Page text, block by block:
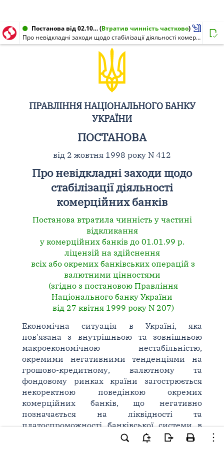
Постанова від 02.10.1998 № 412(Втратив чинність частково)
Про невідкладні заходи щодо стабілізації діяльності комерційних банків
ПРАВЛІННЯ НАЦІОНАЛЬНОГО БАНКУ
УКРАЇНИ
ПОСТАНОВА
від 2 жовтня 1998 року N 412
Про невідкладні заходи щодо
стабілізації діяльності
комерційних банків
Постанова втратила чинність у частині
відкликання
у комерційних банків до 01.01.99 р.
ліцензій на здійснення
всіх або окремих банківських операцій з
валютними цінностями
(згідно з постановою Правління
Національного банку України
від 27 квітня 1999 року N 207)
Економічна ситуація в Україні, яка
пов'язана з внутрішньою та зовнішньою
макроекономічною нестабільністю,
окремими негативними тенденціями на
грошово-кредитному, валютному та
фондовому ринках країни загострюється
некоректною поведінкою окремих
комерційних банків, що негативно
позначається на ліквідності та
платоспроможності банківської системи в
цілому. Аналіз діяльності банків свідчить